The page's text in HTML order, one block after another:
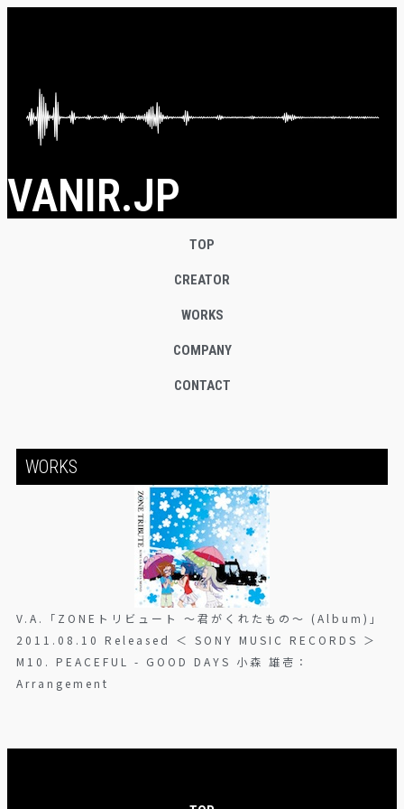
VANIR.JP
TOP
CREATOR
WORKS
COMPANY
CONTACT
WORKS
V.A.「ZONEトリビュート 〜君がくれたもの〜 (Album)」
2011.08.10 Released ＜ SONY MUSIC RECORDS ＞
M10. PEACEFUL - GOOD DAYS 小森 雄壱：
Arrangement